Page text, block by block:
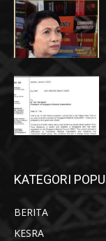
KATEGORI
BERITA
KESRA